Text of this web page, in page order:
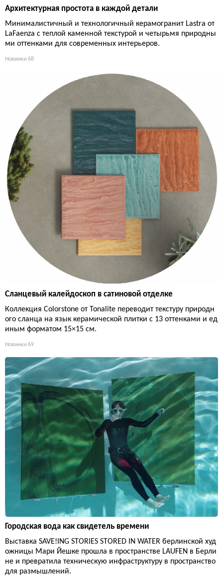
Архитектурная простота в каждой детали
Минималистичный и технологичный керамогранит Lastra от
LaFaenza с теплой каменной текстурой и четырьмя природны
ми оттенками для современных интерьеров.
Новинки 68
Сланцевый калейдоскоп в сатиновой отделке
Коллекция Colorstone от Tonalite переводит текстуру природн
ого сланца на язык керамической плитки с 13 оттенками и ед
иным форматом 15×15 см.
Новинки 69
Городская вода как свидетель времени
Выставка SAVE!ING STORIES STORED IN WATER берлинской худ
ожницы Мари Йешке прошла в пространстве LAUFEN в Берли
не и превратила техническую инфраструктуру в пространство
для размышлений.